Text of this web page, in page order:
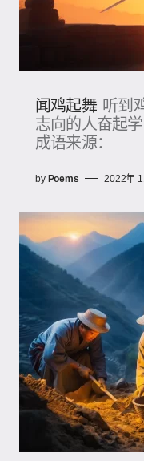
闻鸡起舞 听到
志向的人奋起
成语来源：
by Poems 2022年